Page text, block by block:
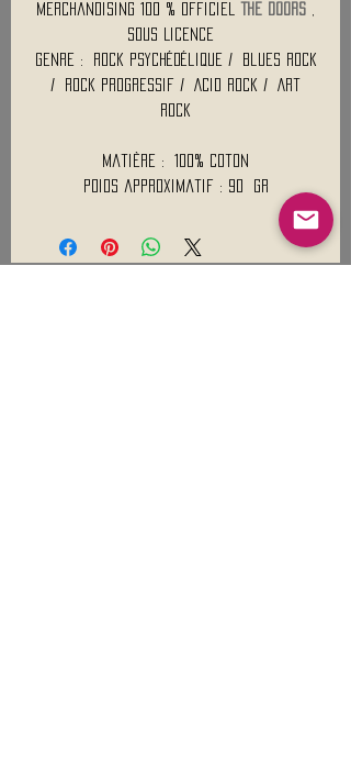
Merchandising 100 % officiel THE DOORS
Sous Licence
Genre : Rock psychédélique / Blues rock
/ Rock progressif / Acid rock / Art
rock
Matière : 100% Coton
Poids approximatif : 90 Gr